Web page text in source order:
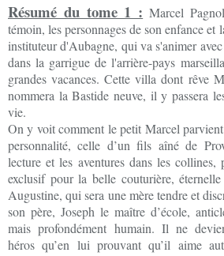
Résumé du tome 1 : Marcel
témoin, les personnages de son enfance
instituteur d'Aubagne, qui va s'animer
dans la garrigue de l'arrière-pays
grandes vacances. Cette villa dont rêve
nommera la Bastide neuve, il y passera
vie.
On y voit comment le petit Marcel
personnalité, celle d’un fils aîné de
lecture et les aventures dans les collines,
exclusif pour la belle couturière,
Augustine, qui sera une mère tendre et
son père, Joseph le maître d’école,
mais profondément humain. Il ne
héros qu’en lui prouvant qu’il aime